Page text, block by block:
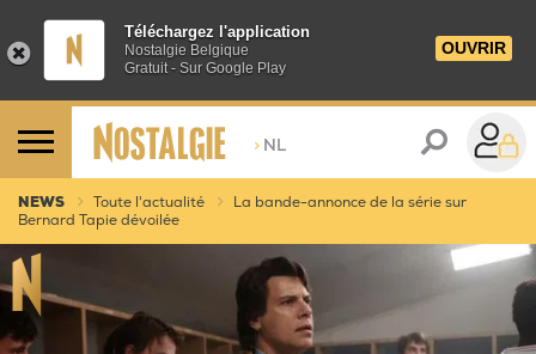
Téléchargez l'application
Nostalgie Belgique
Gratuit - Sur Google Play
OUVRIR
> NL
NEWS Toute l'actualité
La bande-annonce de la série sur
Bernard Tapie dévoilée